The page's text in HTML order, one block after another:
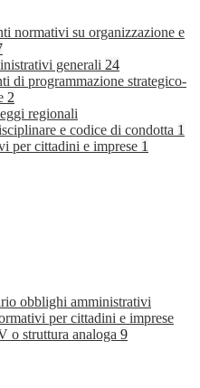
normativi su organizzazione e
generali 24
di programmazione strategico-
2
regionali
e codice di condotta 1
per cittadini e imprese 1
obblighi amministrativi
per cittadini e imprese
o struttura analoga 9